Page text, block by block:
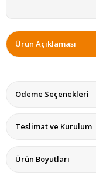
Ürün Açıklaması
Ödeme Seçenekleri
Teslimat ve Kurulum
Ürün Boyutları